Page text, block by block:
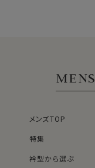
MENS
メンズTOP
特集
衿型から選ぶ